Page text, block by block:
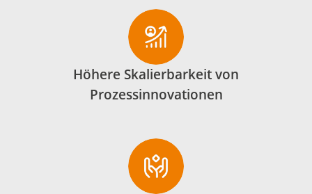
Höhere Skalierbarkeit von
Prozessinnovationen